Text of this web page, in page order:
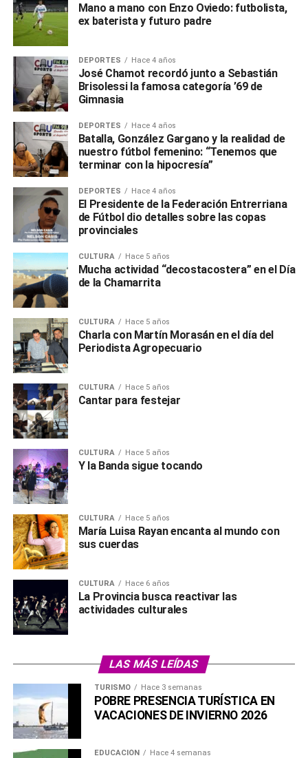
Mano a mano con Enzo Oviedo: futbolista,
ex baterista y futuro padre
DEPORTES Hace 4 años
José Chamot recordó junto a Sebastián
Brisolessi la famosa categoría ’69 de
Gimnasia
DEPORTES Hace 4 años
Batalla, González Gargano y la realidad de
nuestro fútbol femenino: “Tenemos que
terminar con la hipocresía”
DEPORTES Hace 4 años
El Presidente de la Federación Entrerriana
de Fútbol dio detalles sobre las copas
provinciales
CULTURA Hace 5 años
Mucha actividad “decostacostera” en el Día
de la Chamarrita
CULTURA Hace 5 años
Charla con Martín Morasán en el día del
Periodista Agropecuario
CULTURA Hace 5 años
Cantar para festejar
CULTURA Hace 5 años
Y la Banda sigue tocando
CULTURA Hace 5 años
María Luisa Rayan encanta al mundo con
sus cuerdas
CULTURA Hace 6 años
La Provincia busca reactivar las
actividades culturales
LAS MÁS LEÍDAS
TURISMO Hace 3 semanas
POBRE PRESENCIA TURÍSTICA EN
VACACIONES DE INVIERNO 2026
EDUCACIÓN Hace 4 semanas